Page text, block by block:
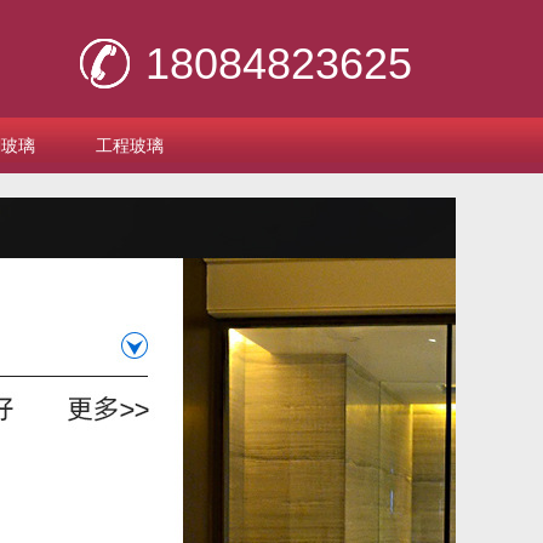
18084823625
璃 工程玻璃